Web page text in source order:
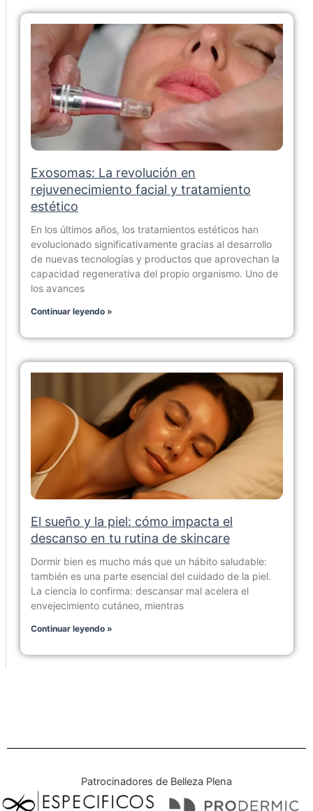
Exosomas: La revolución en
rejuvenecimiento facial y tratamiento
estético
En los últimos años, los tratamientos estéticos han
evolucionado significativamente gracias al desarrollo
de nuevas tecnologías y productos que aprovechan la
capacidad regenerativa del propio organismo. Uno de
los avances
Continuar leyendo »
El sueño y la piel: cómo impacta el
descanso en tu rutina de skincare
Dormir bien es mucho más que un hábito saludable:
también es una parte esencial del cuidado de la piel.
La ciencia lo confirma: descansar mal acelera el
envejecimiento cutáneo, mientras
Continuar leyendo »
Patrocinadores de Belleza Plena